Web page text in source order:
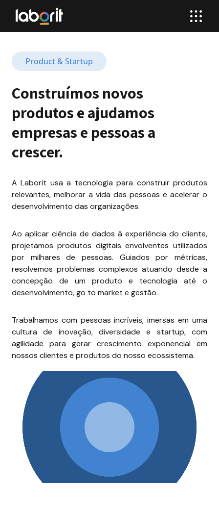
Product & Startup
Construímos novos
produtos e ajudamos
empresas e pessoas a
crescer.
A Laborit usa a tecnologia para construir produtos
relevantes, melhorar a vida das pessoas e acelerar o
desenvolvimento das organizações.
Ao aplicar ciência de dados à experiência do cliente,
projetamos produtos digitais envolventes utilizados
por milhares de pessoas. Guiados por métricas,
resolvemos problemas complexos atuando desde a
concepção de um produto e tecnologia até o
desenvolvimento, go to market e gestão.
Trabalhamos com pessoas incríveis, imersas em uma
cultura de inovação, diversidade e startup, com
agilidade para gerar crescimento exponencial em
nossos clientes e produtos do nosso ecossistema.